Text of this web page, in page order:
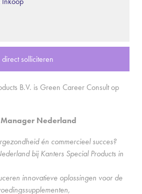
direct solliciteren
B.V. is Green Career Consult op
Manager Nederland
én commercieel succes?
bij Kanters Special Products in
innovatieve oplossingen voor de